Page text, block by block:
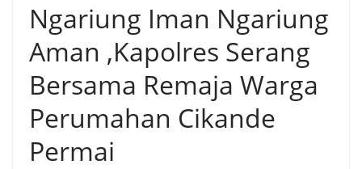
Ngariung Iman Ngariung
Aman ,Kapolres Serang
Bersama Remaja Warga
Perumahan Cikande
Permai